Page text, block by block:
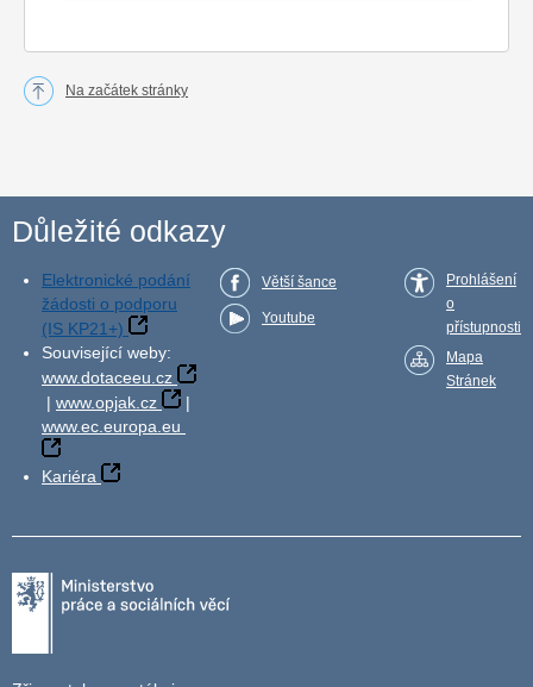
Na začátek stránky
Důležité odkazy
Elektronické podání
žádosti o podporu
(IS KP21+)
Související weby:
www.dotaceeu.cz
| www.opjak.cz
|
www.ec.europa.eu
Kariéra
Větší šance
Youtube
Prohlášení
o
přístupnosti
Mapa
Stránek